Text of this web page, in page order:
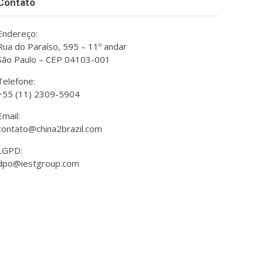
do Paraíso, 595 – 11º andar
Paulo – CEP 04103-001
(11) 2309-5904